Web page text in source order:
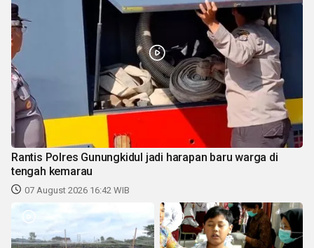
Rantis Polres Gunungkidul jadi harapan baru warga di
tengah kemarau
07 August 2026 16:42 WIB